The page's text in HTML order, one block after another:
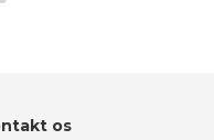
os